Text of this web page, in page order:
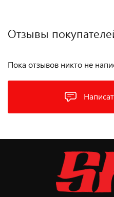
Отзывы
Пока отзывов никто не